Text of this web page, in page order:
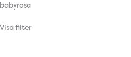
babyrosa
Visa filter